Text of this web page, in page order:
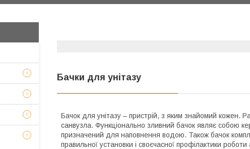
Бачки для унітазу
Бачок для унітазу – пристрій, з яким знайомий кожен.
санвузла. Функціонально зливний бачок являє собою
призначений для наповнення водою. Також бачок
правильної установки і своєчасної профілактики